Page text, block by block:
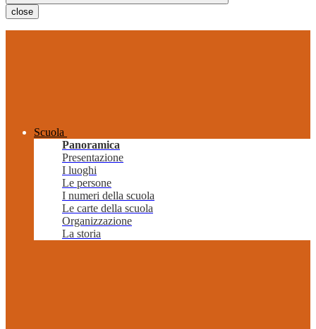
close
Scuola
Panoramica
Presentazione
I luoghi
Le persone
I numeri della scuola
Le carte della scuola
Organizzazione
La storia